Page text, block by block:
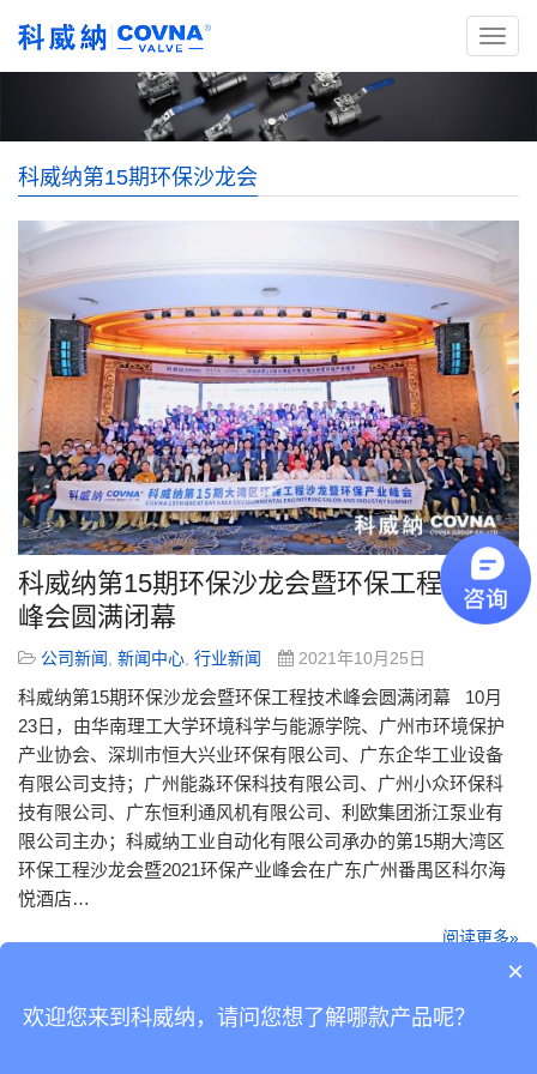
科威纳第15期环保沙龙会
科威纳第15期环保沙龙会暨环保工程技术
峰会圆满闭幕
公司新闻 新闻中心 行业新闻 2021年10月25日
科威纳第15期环保沙龙会暨环保工程技术峰会圆满闭幕 10月
23日，由华南理工大学环境科学与能源学院、广州市环境保护
产业协会、深圳市恒大兴业环保有限公司、广东企华工业设备
有限公司支持；广州能淼环保科技有限公司、广州小众环保科
技有限公司、广东恒利通风机有限公司、利欧集团浙江泵业有
限公司主办；科威纳工业自动化有限公司承办的第15期大湾区
环保工程沙龙会暨2021环保产业峰会在广东广州番禺区科尔海
悦酒店…
阅读更多»
×
欢迎您来到科威纳，请问您想了解哪款产品呢？